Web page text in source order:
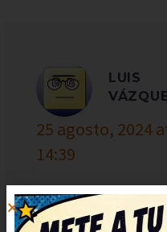
LUIS
25 agosto, 2024
14:39
Brillante
con una